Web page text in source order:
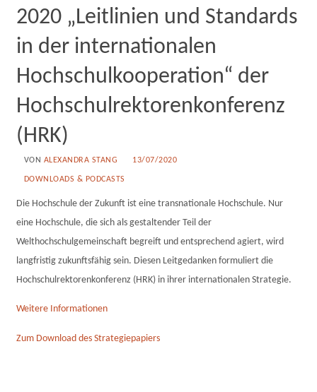
2020 „Leitlinien und Standards
in der internationalen
Hochschulkooperation“ der
Hochschulrektorenkonferenz
(HRK)
VON ALEXANDRA STANG 13/07/2020
DOWNLOADS & PODCASTS
Die Hochschule der Zukunft ist eine transnationale Hochschule. Nur
eine Hochschule, die sich als gestaltender Teil der
Welthochschulgemeinschaft begreift und entsprechend agiert, wird
langfristig zukunftsfähig sein. Diesen Leitgedanken formuliert die
Hochschulrektorenkonferenz (HRK) in ihrer internationalen Strategie.
Weitere Informationen
Zum Download des Strategiepapiers